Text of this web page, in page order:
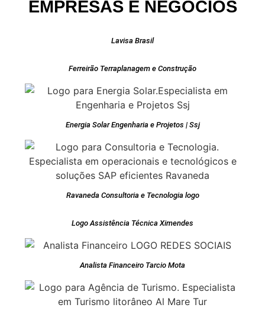
EMPRESAS E NEGÓCIOS
Lavisa Brasil
Ferreirão Terraplanagem e Construção
Energia Solar Engenharia e Projetos | Ssj
Ravaneda Consultoria e Tecnologia logo
Logo Assistência Técnica Ximendes
Analista Financeiro Tarcio Mota